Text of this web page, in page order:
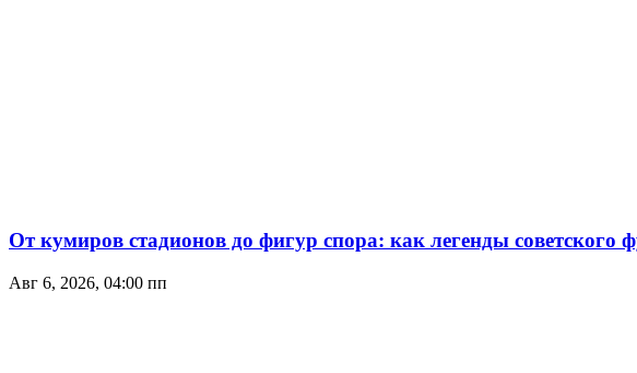
От кумиров стадионов до фигур спора: как легенды советского
Авг 6, 2026, 04:00 пп